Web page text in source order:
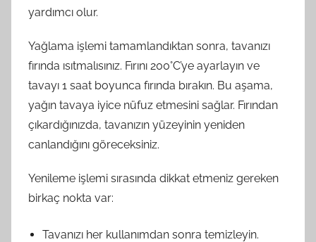
yardımcı olur.
Yağlama işlemi tamamlandıktan sonra, tavanızı
fırında ısıtmalısınız. Fırını 200°C’ye ayarlayın ve
tavayı 1 saat boyunca fırında bırakın. Bu aşama,
yağın tavaya iyice nüfuz etmesini sağlar. Fırından
çıkardığınızda, tavanızın yüzeyinin yeniden
canlandığını göreceksiniz.
Yenileme işlemi sırasında dikkat etmeniz gereken
birkaç nokta var:
Tavanızı her kullanımdan sonra temizleyin.